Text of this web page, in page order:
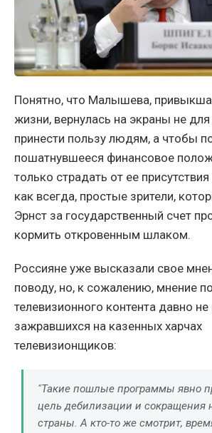
Понятно, что Малышева,
жизни, вернулась на экраны не
принести пользу людям, а чтобы
пошатнувшееся финансовое
только страдать от ее
как всегда, простые зрители,
Эрнст за государственный счет
кормить откровенным шлаком.
Россияне уже высказали свое
поводу, но, к сожалению, мнение
телевизионного контента давно не
зажравшихся на казенных харчах
телевизионщиков:
"Такие пошлые программы явно
цель дебилизации и сокращения
страны. А кто-то же смотрит,